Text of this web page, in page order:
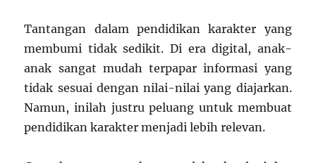
Tantangan dalam pendidikan karakter yang
membumi tidak sedikit. Di era digital, anak-
anak sangat mudah terpapar informasi yang
tidak sesuai dengan nilai-nilai yang diajarkan.
Namun, inilah justru peluang untuk membuat
pendidikan karakter menjadi lebih relevan.